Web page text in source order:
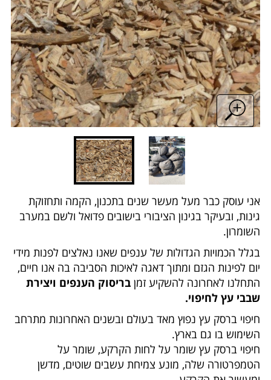
אני עוסק כבר מעל מעשר שנים בתכנון, הקמה ותחזוקת
גינות, ובעיקר בגינון הציבורי בישובים פדואל ולשם במערב
השומרון.
בגלל הכמויות הגדולות של ענפים שאנו נאלצים לפנות מידי
יום לפינות הגזם ומתוך דאגה לאיכות הסביבה בה אנו חיים,
התחלנו לאחרונה להשקיע זמןבריסוק הענפים ויצירת
שבבי עץ לחיפוי.
חיפוי ברסק עץ נפוץ מאד בעולם ובשנים האחרונות מתרחב
השימוש בו גם בארץ.
חיפוי ברסק עץ שומר על לחות הקרקע, שומר על
הטמפרטורה שלה, מונע צמיחת עשבים שוטים, מדשן